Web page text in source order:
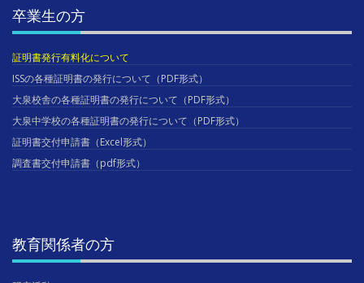
卒業生の方
証明書発行有料化について
ISSの各種証明書の発行について（PDF形式）
大泉校舎の各種証明書の発行について（PDF形式）
大泉中学校の各種証明書の発行について（PDF形式）
証明書交付申請書（Excel形式）
調査書交付申請書（pdf形式）
教育関係者の方